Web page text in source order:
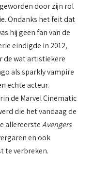
door zijn rol
Ondanks het feit dat
hij geen fan van de
eindigde in 2012,
de wat artistiekere
als sparkly vampire
echte acteur.
de Marvel Cinematic
die het vandaag de
allereersteAvengers
en ook
te verbreken.